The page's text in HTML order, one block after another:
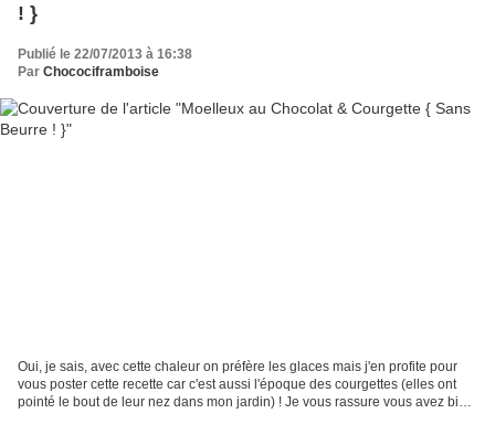
! }
Publié le 22/07/2013 à 16:38
Par Chocociframboise
Oui, je sais, avec cette chaleur on préfère les glaces mais j'en profite pour
vous poster cette recette car c'est aussi l'époque des courgettes (elles ont
pointé le bout de leur nez dans mon jardin) ! Je vous rassure vous avez bien